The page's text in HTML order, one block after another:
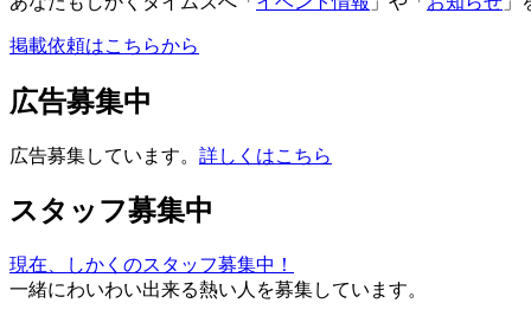
掲載依頼はこちらから
広告募集中
広告募集しています。 詳しくはこちら
スタッフ募集中
現在、しかくのスタッフ募集中！
一緒にわいわい出来る熱い人を募集しています。